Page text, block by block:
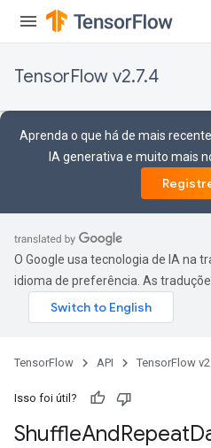
TensorFlow v2.7.4
Aprenda o que há de mais
IA generativa e muito mais
O Google usa tecnologia de IA na
idioma de preferência. As
TensorFlow API TensorFlow
Isso foi útil?
ShuffleAndRepeat